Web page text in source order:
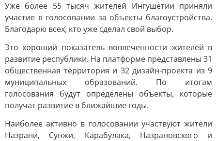
Уже более 55 тысяч жителей Ингушетии приняли
участие в голосовании за объекты благоустройства.
Благодарю всех, кто уже сделал свой выбор.
Это хороший показатель вовлеченности жителей в
развитие республики. На платформе представлены 31
общественная территория и 32 дизайн-проекта из 9
муниципальных образований. По итогам
голосования будут определены объекты, которые
получат развитие в ближайшие годы.
Наиболее активно в голосовании участвуют жители
Назрани, Сунжи, Карабулака, Назрановского и